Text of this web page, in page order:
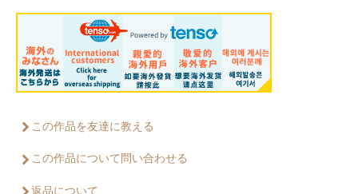
この作品を友達に教える
この作品について問い合わせる
返品について